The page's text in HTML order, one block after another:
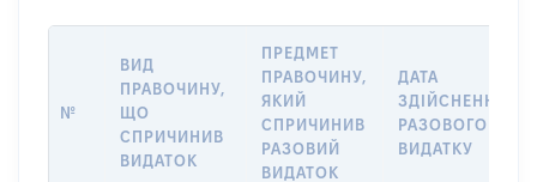
№
ВИД
ПРАВОЧИНУ,
ЩО
СПРИЧИНИВ
ВИДАТОК
ПРЕДМЕТ
ПРАВОЧИНУ,
ЯКИЙ
СПРИЧИНИВ
РАЗОВИЙ
ВИДАТОК
ДАТА
ЗДІЙСНЕННЯ
РАЗОВОГО
ВИДАТКУ